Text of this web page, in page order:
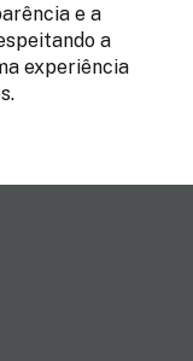
e a
a
experiência